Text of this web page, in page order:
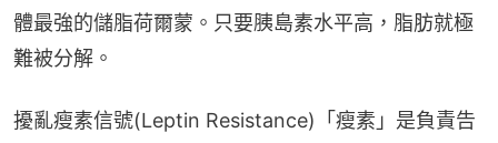
體最強的儲脂荷爾蒙。只要胰島素水平高，脂肪就極
難被分解。
擾亂瘦素信號(Leptin Resistance)「瘦素」是負責告